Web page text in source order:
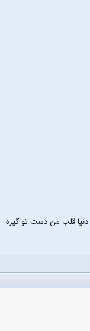
قلب من دست تو گیره